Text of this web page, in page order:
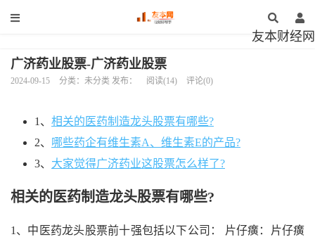
友本财经网
广济药业股票-广济药业股票
2024-09-15 分类：未分类 发布： 阅读(14) 评论(0)
1、 相关的医药制造龙头股票有哪些?
2、
哪些药企有维生素A、维生素E的产品?
3、 大家觉得广济药业这股票怎么样了?
相关的医药制造龙头股票有哪些?
1、中医药龙头股票前十强包括以下公司： 片仔癀：片仔癀